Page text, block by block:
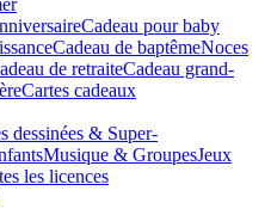
Cadeau pour baby
Cadeau de baptêmeNoces
de retraiteCadeau grand-
Cartes cadeaux
dessinées & Super-
Musique & GroupesJeux
les licences